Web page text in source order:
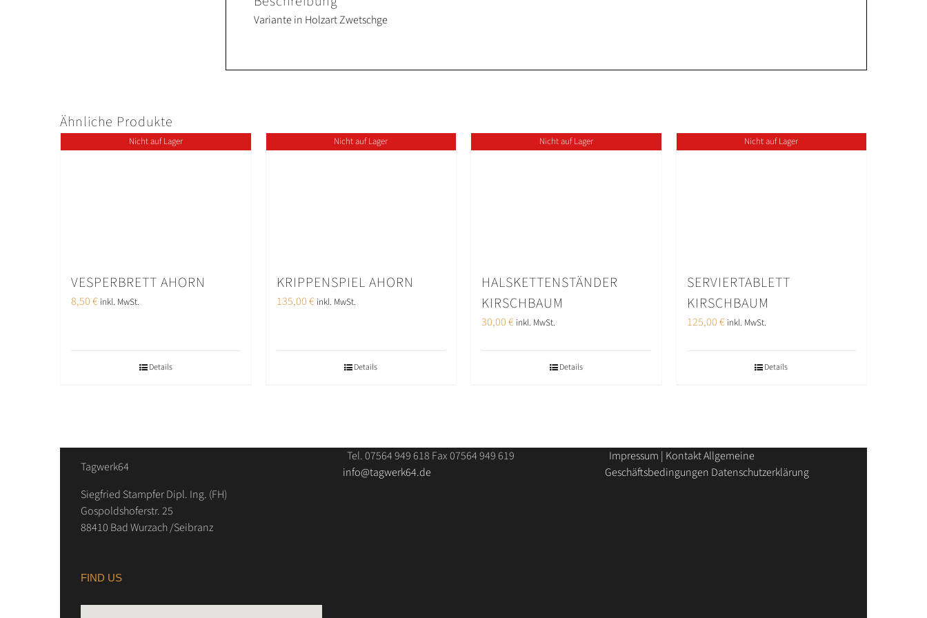
Variante in Holzart Zwetschge
Ähnliche Produkte
Nicht auf Lager
VESPERBRETT AHORN
8,50€ inkl. MwSt.
Details
Nicht auf Lager
KRIPPENSPIEL AHORN
135,00€ inkl. MwSt.
Details
Nicht auf Lager
HALSKETTENSTÄNDER
KIRSCHBAUM
30,00€ inkl. MwSt.
Details
Nicht auf Lager
SERVIERTABLETT
KIRSCHBAUM
125,00€ inkl. MwSt.
Details
Tagwerk64
Siegfried Stampfer Dipl. Ing. (FH)
Gospoldshoferstr. 25
88410 Bad Wurzach /Seibranz
FIND US
Tel. 07564 949 618 Fax 07564 949 619
info@tagwerk64.de
Impressum | KontaktAllgemeine
Geschäftsbedingungen Datenschutzerklärung